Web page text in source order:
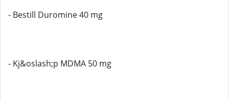
- Bestill Duromine 40 mg
- Kj&oslash;p MDMA 50 mg